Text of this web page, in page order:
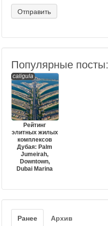
Популярные посты:
caligula
Рейтинг
элитных жилых
комплексов
Дубая: Palm
Jumeirah,
Downtown,
Dubai Marina
Ранее Архив